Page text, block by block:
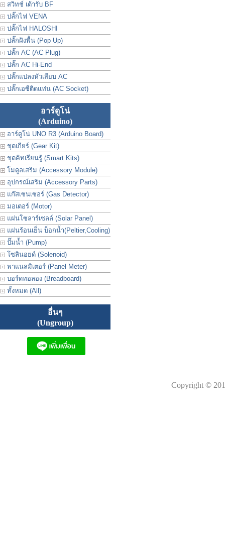
สวิทช์ เต้ารับ BF
ปลั๊กไฟ VENA
ปลั๊กไฟ HALOSHI
ปลั๊กฝังพื้น (Pop Up)
ปลั๊ก AC (AC Plug)
ปลั๊ก AC Hi-End
ปลั๊กแปลงหัวเสียบ AC
ปลั๊กเอซีติดแท่น (AC Socket)
อาร์ดูโน่
(Arduino)
อาร์ดูโน่ UNO R3 (Arduino Board)
ชุดเกียร์ (Gear Kit)
ชุดคิทเรียนรู้ (Smart Kits)
โมดูลเสริม (Accessory Module)
อุปกรณ์เสริม (Accessory Parts)
แก๊สเซนเซอร์ (Gas Detector)
มอเตอร์ (Motor)
แผ่นโซลาร์เซลล์ (Solar Panel)
แผ่นร้อนเย็น บ็อกน้ำ(Peltier,Cooling)
ปั๊มน้ำ (Pump)
โซลินอยด์ (Solenoid)
พาแนลมิเตอร์ (Panel Meter)
บอร์ดทอลอง (Breadboard)
ทั้งหมด (All)
อื่นๆ
(Ungroup)
Copyright ©